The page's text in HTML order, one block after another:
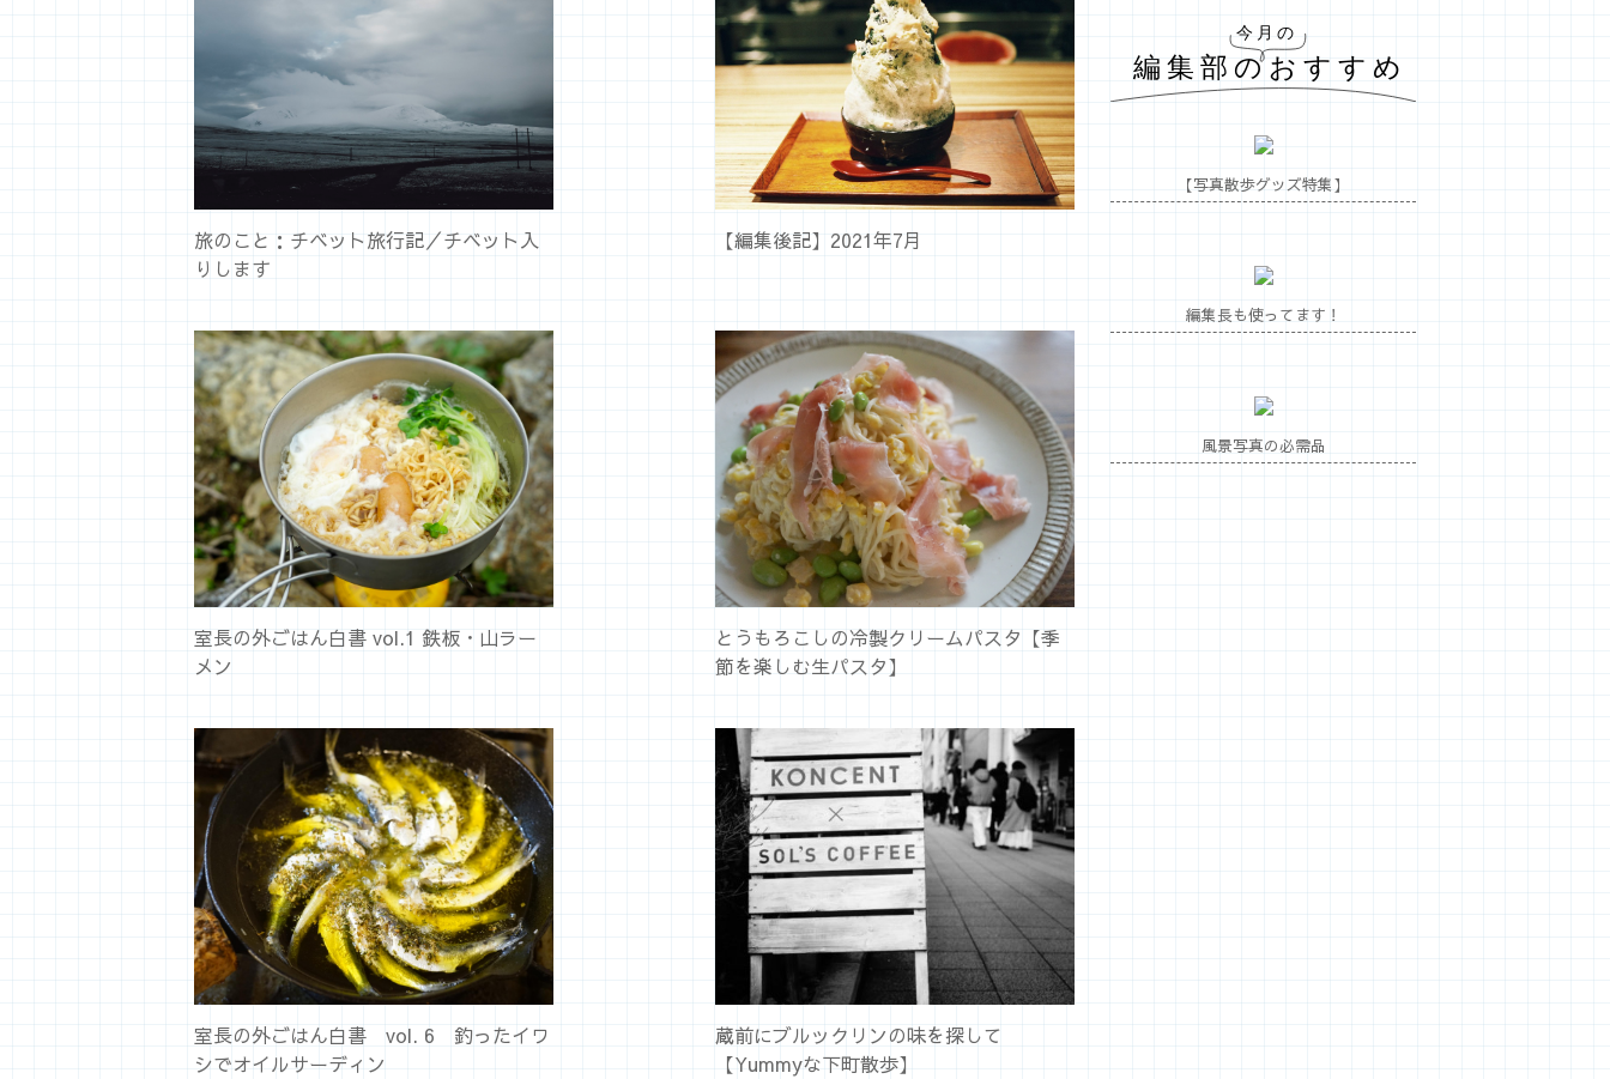
旅のこと：チベット旅行記／チベット入
りします
【編集後記】2021年7月
室長の外ごはん白書 vol.1 鉄板・山ラー
メン
とうもろこしの冷製クリームパスタ【季
節を楽しむ生パスタ】
室長の外ごはん白書 vol. 6 釣ったイワ
シでオイルサーディン
蔵前にブルックリンの味を探して
【Yummyな下町散歩】
【写真散歩グッズ特集】
編集長も使ってます！
風景写真の必需品